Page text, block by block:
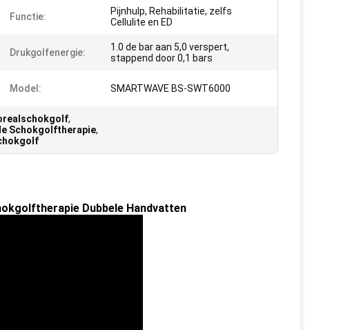
Functie:
Pijnhulp, Rehabilitatie, zelfs
Cellulite en ED
Drukgolfenergie:
1.0 de bar aan 5,0 verspert,
stappend door 0,1 bars
Model: SMARTWAVE BS-SWT6000
,
Schokgolftherapie,
Dubbele Handvatten